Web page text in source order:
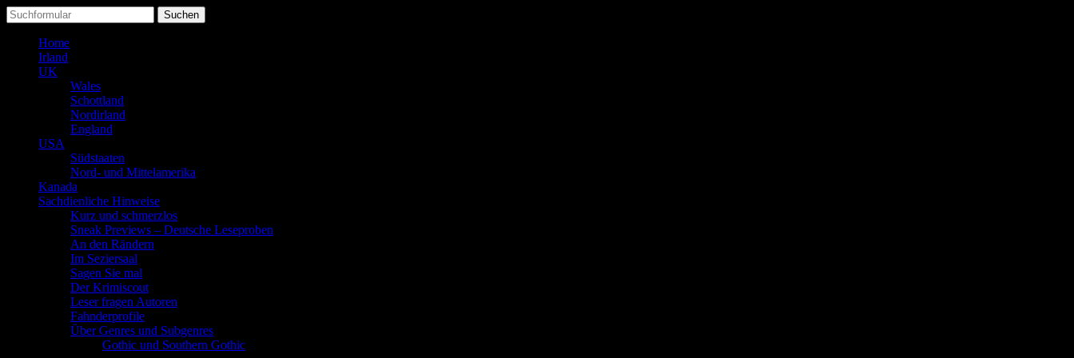
Suchen
nach:
Home
Irland
UK
Wales
Schottland
Nordirland
England
USA
Südstaaten
Nord- und Mittelamerika
Kanada
Sachdienliche Hinweise
Kurz und schmerzlos
Sneak Previews – Deutsche Leseproben
An den Rändern
Im Seziersaal
Sagen Sie mal
Der Krimiscout
Leser fragen Autoren
Fahnderprofile
Über Genres und Subgenres
Gothic und Southern Gothic